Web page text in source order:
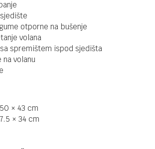
otporne na bušenje
volana
spremištem ispod sjedišta
na volanu
× 43 cm
× 34 cm